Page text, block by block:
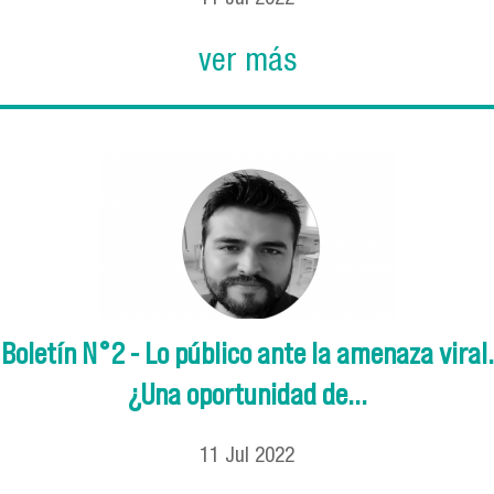
ver más
Boletín N°2 - Lo público ante la amenaza viral.
¿Una oportunidad de...
11 Jul 2022